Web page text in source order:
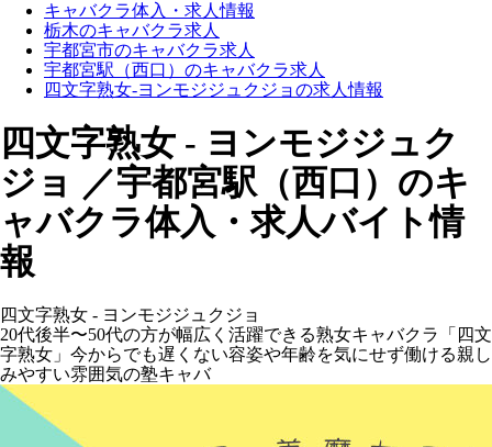
キャバクラ体入・求人情報
栃木のキャバクラ求人
宇都宮市のキャバクラ求人
宇都宮駅（西口）のキャバクラ求人
四文字熟女-ヨンモジジュクジョの求人情報
四文字熟女 - ヨンモジジュク
ジョ ／宇都宮駅（西口）のキ
ャバクラ体入・求人バイト情
報
四文字熟女 - ヨンモジジュクジョ
20代後半〜50代の方が幅広く活躍できる熟女キャバクラ「四文
字熟女」今からでも遅くない容姿や年齢を気にせず働ける親し
みやすい雰囲気の塾キャバ